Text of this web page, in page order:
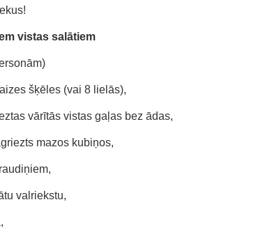
vistas salātiem
šķēles (vai 8 lielās),
vārītās vistas gaļas bez ādas,
mazos kubiņos,
valriekstu,